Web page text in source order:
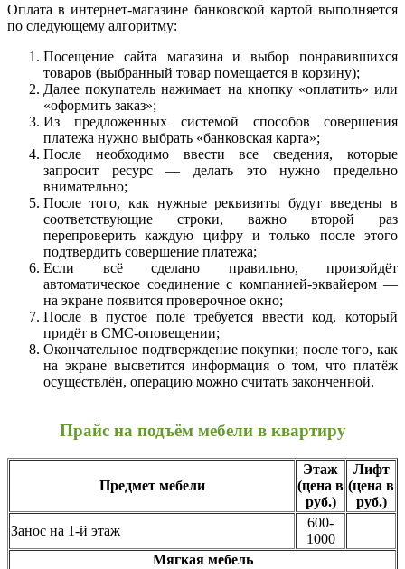
Оплата в интернет-магазине банковской картой выполняется
по следующему алгоритму:
Посещение сайта магазина и выбор понравившихся
товаров (выбранный товар помещается в корзину);
Далее покупатель нажимает на кнопку «оплатить» или
«оформить заказ»;
Из предложенных системой способов совершения
платежа нужно выбрать «банковская карта»;
После необходимо ввести все сведения, которые
запросит ресурс — делать это нужно предельно
внимательно;
После того, как нужные реквизиты будут введены в
соответствующие строки, важно второй раз
перепроверить каждую цифру и только после этого
подтвердить совершение платежа;
Если всё сделано правильно, произойдёт
автоматическое соединение с компанией-эквайером —
на экране появится проверочное окно;
После в пустое поле требуется ввести код, который
придёт в СМС-оповещении;
Окончательное подтверждение покупки; после того, как
на экране высветится информация о том, что платёж
осуществлён, операцию можно считать законченной.
Прайс на подъём мебели в квартиру
Предмет мебели
Этаж
(цена в
руб.)
Лифт
(цена в
руб.)
Занос на 1-й этаж
600-
1000
Мягкая мебель